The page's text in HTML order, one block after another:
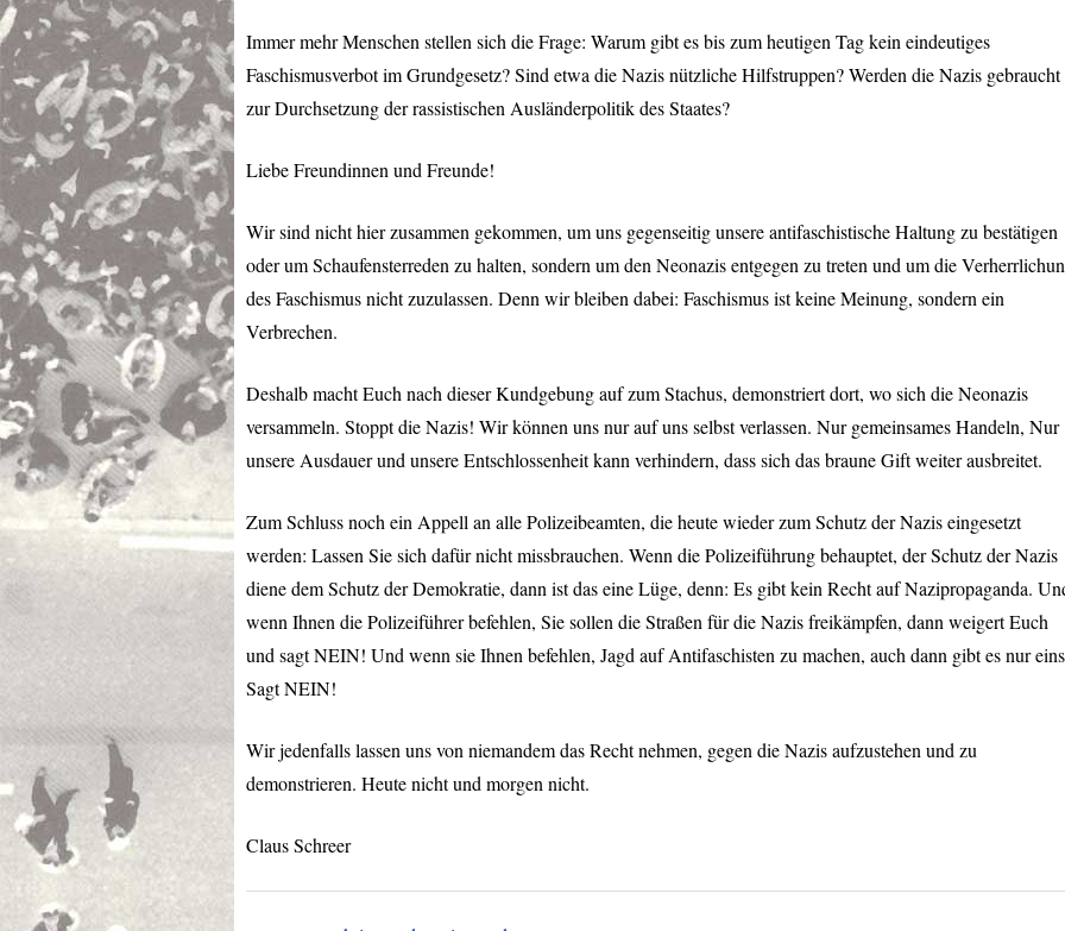
Immer mehr Menschen stellen sich die Frage: Warum gibt es bis zum heutigen Tag kein eindeutiges
Faschismusverbot im Grundgesetz? Sind etwa die Nazis nützliche Hilfstruppen? Werden die Nazis gebraucht
zur Durchsetzung der rassistischen Ausländerpolitik des Staates?
Liebe Freundinnen und Freunde!
Wir sind nicht hier zusammen gekommen, um uns gegenseitig unsere antifaschistische Haltung zu bestätigen
oder um Schaufensterreden zu halten, sondern um den Neonazis entgegen zu treten und um die
des Faschismus nicht zuzulassen. Denn wir bleiben dabei: Faschismus ist keine Meinung, sondern ein
Verbrechen.
Deshalb macht Euch nach dieser Kundgebung auf zum Stachus, demonstriert dort, wo sich die Neonazis
versammeln. Stoppt die Nazis! Wir können uns nur auf uns selbst verlassen. Nur gemeinsames Handeln, Nur
unsere Ausdauer und unsere Entschlossenheit kann verhindern, dass sich das braune Gift weiter ausbreitet.
Zum Schluss noch ein Appell an alle Polizeibeamten, die heute wieder zum Schutz der Nazis eingesetzt
werden: Lassen Sie sich dafür nicht missbrauchen. Wenn die Polizeiführung behauptet, der Schutz der Nazis
diene dem Schutz der Demokratie, dann ist das eine Lüge, denn: Es gibt kein Recht auf Nazipropaganda.
wenn Ihnen die Polizeiführer befehlen, Sie sollen die Straßen für die Nazis freikämpfen, dann weigert Euch
und sagtNEIN! Und wenn sie Ihnen befehlen, Jagd auf Antifaschisten zu machen, auch dann gibt es nur
SagtNEIN!
Wir jedenfalls lassen uns von niemandem das Recht nehmen, gegen die Nazis aufzustehen und zu
demonstrieren. Heute nicht und morgen nicht.
Claus Schreer